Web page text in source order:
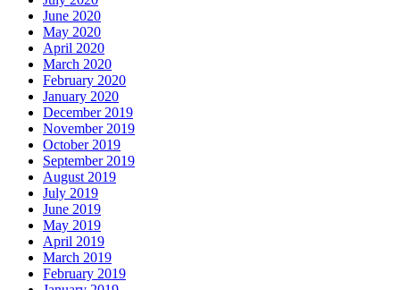
June 2020
May 2020
April 2020
March 2020
February 2020
January 2020
December 2019
November 2019
October 2019
September 2019
August 2019
July 2019
June 2019
May 2019
April 2019
March 2019
February 2019